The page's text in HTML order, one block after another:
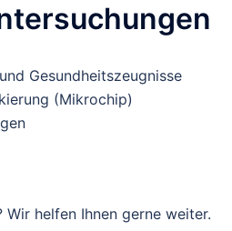
Gesundheitszeugnisse
(Mikrochip)
Wir helfen Ihnen gerne weiter.